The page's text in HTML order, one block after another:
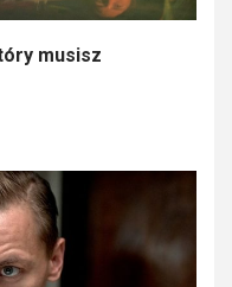
musisz